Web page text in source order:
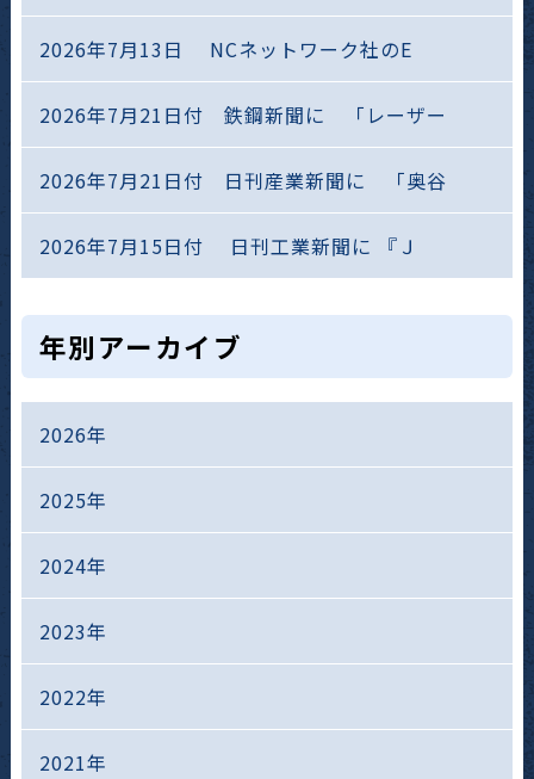
2026年7月13日 NCネットワーク社のE
2026年7月21日付 鉄鋼新聞に 「レーザー
2026年7月21日付 日刊産業新聞に 「奥谷
2026年7月15日付 日刊工業新聞に 『Ｊ
年別アーカイブ
2026年
2025年
2024年
2023年
2022年
2021年